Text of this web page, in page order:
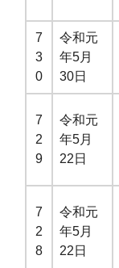
7
3
0
令和元
年5月
30日
7
2
9
令和元
年5月
22日
7
2
8
令和元
年5月
22日